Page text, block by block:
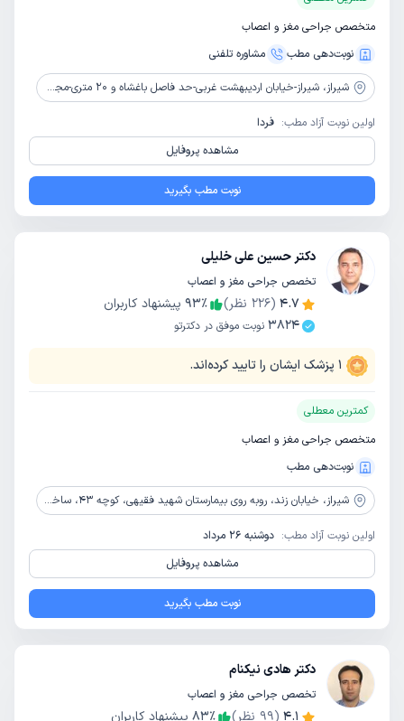
متخصص جراحی مغز و اعصاب
نوبت‌دهی مطب
مشاوره‌ تلفنی
شیراز، شیراز-خیابان اردیبهشت غربی-حد فاصل باغشاه و ۲۰ متری-مجتمع پزشکی سینا-طبقه چهارم-واحد ۱۵
اولین نوبت آزاد مطب: فردا
مشاهده پروفایل
نوبت مطب بگیرید
دکتر حسین علی خلیلی
تخصص جراحی مغز و اعصاب
4.7
(
226 نظر) 93٪
پیشنهاد کاربران
3824 نوبت موفق در دکترتو
1 پزشک ایشان را تایید کرده‌اند.
کمترین معطلی
متخصص جراحی مغز و اعصاب
نوبت‌دهی مطب
شیراز، خیابان زند، روبه روی بیمارستان شهید فقیهی، کوچه ۴۳، ساختمان پگاه
اولین نوبت آزاد مطب: دوشنبه 26 مرداد
مشاهده پروفایل
نوبت مطب بگیرید
دکتر هادی نیکنام
تخصص جراحی مغز و اعصاب
4.1
(
99 نظر) 83٪
پیشنهاد کاربران